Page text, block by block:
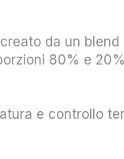
da un blend
80% e 20%
e controllo